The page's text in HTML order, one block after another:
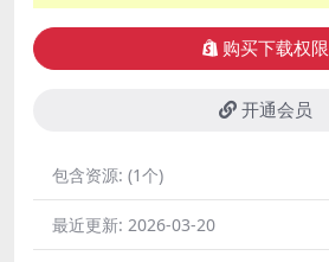
购买下载权限
开通会员
包含资源: (1个)
最近更新: 2026-03-20